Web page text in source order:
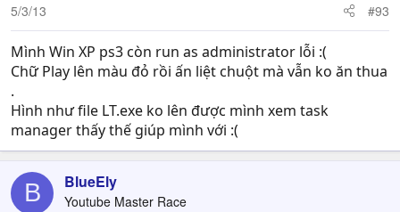
5/3/13 #93
Mình Win XP ps3 còn run as administrator lỗi :(
Chữ Play lên màu đỏ rồi ấn liệt chuột mà vẫn ko ăn thua
.
Hình như file LT.exe ko lên được mình xem task
manager thấy thế giúp mình với :(
B BlueEly
Youtube Master Race